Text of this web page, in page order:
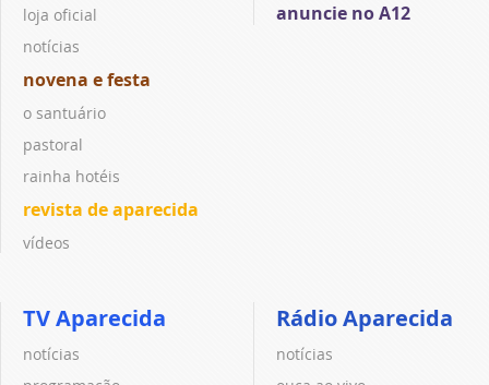
loja oficial
notícias
novena e festa
o santuário
pastoral
rainha hotéis
revista de aparecida
vídeos
anuncie no A12
TV Aparecida
notícias
Rádio Aparecida
notícias